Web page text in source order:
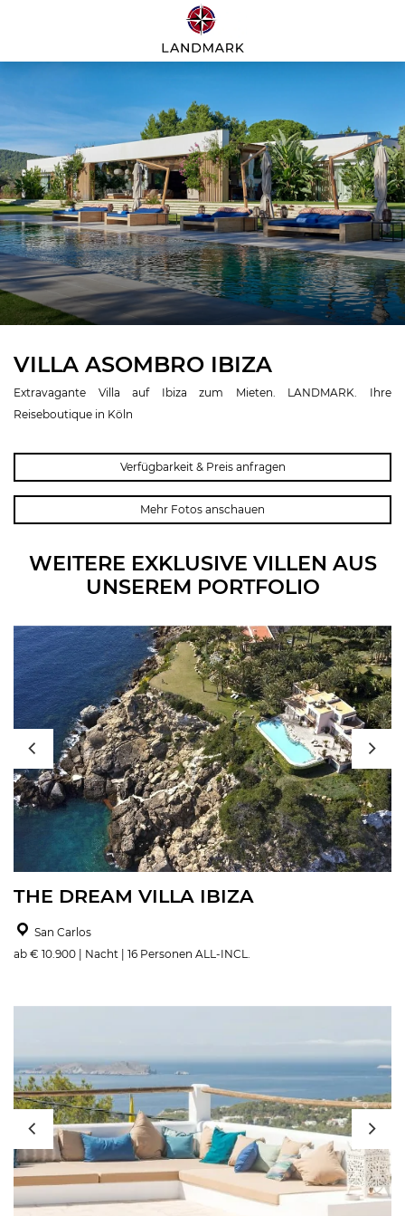
VILLA ASOMBRO IBIZA
Extravagante Villa auf Ibiza zum Mieten. LANDMARK. Ihre
Reiseboutique in Köln
Verfügbarkeit & Preis anfragen
Mehr Fotos anschauen
WEITERE EXKLUSIVE VILLEN AUS
UNSEREM PORTFOLIO
THE DREAM VILLA IBIZA
San Carlos
ab € 10.900 | Nacht | 16 Personen ALL-INCL.